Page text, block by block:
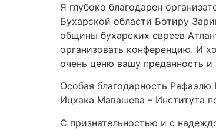
Я глубоко благодарен
Бухарской области Ботиру
общины бухарских евреев
организовать конференцию. И
очень ценю вашу преданность и
Особая благодарность Рафаэлю
Ицхака Мавашева – Института
С признательностью и с